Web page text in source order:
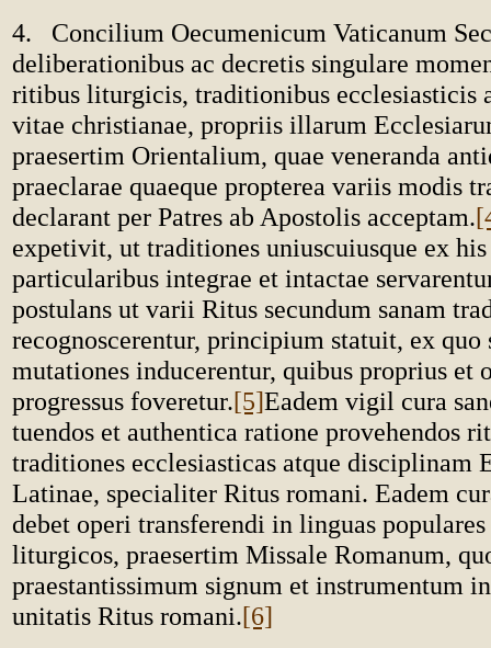
4. Concilium Oecumenicum Vaticanum
deliberationibus ac decretis singulare
ritibus liturgicis, traditionibus ecclesiasticis
vitae christianae, propriis illarum
praesertim Orientalium, quae veneranda
praeclarae quaeque propterea variis modis
declarant per Patres ab Apostolis acceptam.
expetivit, ut traditiones uniuscuiusque ex
particularibus integrae et intactae
postulans ut varii Ritus secundum sanam
recognoscerentur, principium statuit, ex quo
mutationes inducerentur, quibus proprius et
progressus foveretur.[5]Eadem vigil cura
tuendos et authentica ratione provehendos
traditiones ecclesiasticas atque disciplinam
Latinae, specialiter Ritus romani. Eadem
debet operi transferendi in linguas
liturgicos, praesertim Missale Romanum,
praestantissimum signum et instrumentum
unitatis Ritus romani.[6]